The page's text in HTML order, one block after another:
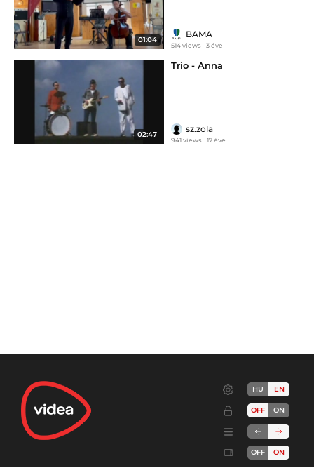
01:04
BAMA
514 views 3 éve
02:47
Trio - Anna
sz.zola
941 views 17 éve
HU EN
OFF ON
OFF ON